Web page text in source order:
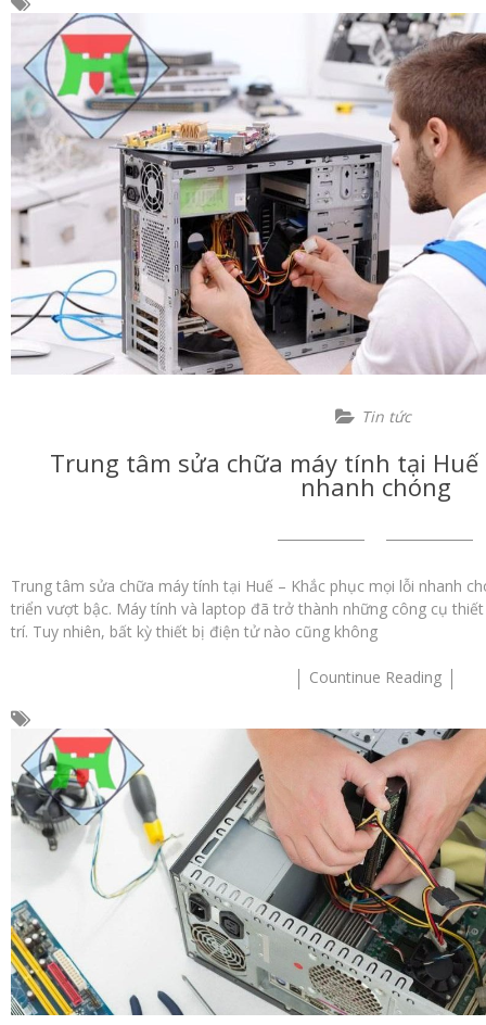
Tin tức
Trung tâm sửa chữa máy tính tại Huế
nhanh chóng
Trung tâm sửa chữa máy tính tại Huế – Khắc phục mọi lỗi nhanh
triển vượt bậc. Máy tính và laptop đã trở thành những công cụ
trí. Tuy nhiên, bất kỳ thiết bị điện tử nào cũng không
Countinue Reading